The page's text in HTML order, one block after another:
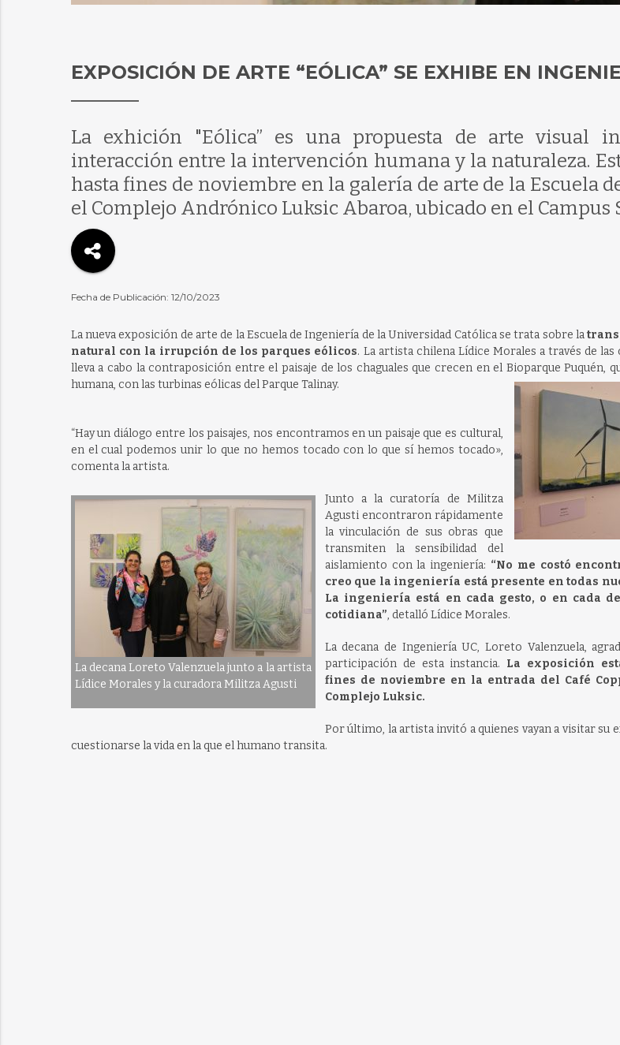
EXPOSICIÓN DE ARTE “EÓLICA” SE EXHIBE EN
La exhición "Eólica” es una propuesta de arte visual
interacción entre la intervención humana y la naturaleza.
hasta fines de noviembre en la galería de arte de la Escuela
el Complejo Andrónico Luksic Abaroa, ubicado en el Campus
Fecha de Publicación: 12/10/2023
La nueva exposición de arte de la Escuela de Ingeniería de la Universidad Católica se trata sobre la
natural con la irrupción de los parques eólicos. La artista chilena Lídice Morales a través de
lleva a cabo la contraposición entre el paisaje de los chaguales que crecen en el Bioparque Puquén,
humana, con las turbinas eólicas del Parque Talinay.
“Hay un diálogo entre los paisajes, nos encontramos en un paisaje que es cultural,
en el cual podemos unir lo que no hemos tocado con lo que sí hemos tocado»,
comenta la artista.
La decana Loreto Valenzuela junto a la artista
Lídice Morales y la curadora Militza Agusti
Junto a la curatoría de Militza
Agusti encontraron rápidamente
la vinculación de sus obras que
transmiten la sensibilidad del
aislamiento con la ingeniería: “No me costó
creo que la ingeniería está presente en todas
La ingeniería está en cada gesto, o en cada
cotidiana”, detalló Lídice Morales.
La decana de Ingeniería UC, Loreto Valenzuela,
participación de esta instancia. La exposición
fines de noviembre en la entrada del Café
Complejo Luksic.
Por último, la artista invitó a quienes vayan a visitar su
cuestionarse la vida en la que el humano transita.